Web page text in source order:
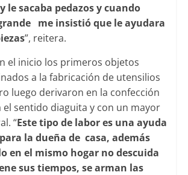
le sacaba pedazos y cuando
me insistió que le ayudara
”, reitera.
el inicio los primeros objetos
a la fabricación de utensilios
luego derivaron en la confección
el sentido diaguita y con un mayor
“Este tipo de labor es una ayuda
la dueña de casa, además
en el mismo hogar no descuida
sus tiempos, se arman las